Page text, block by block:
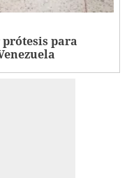
para